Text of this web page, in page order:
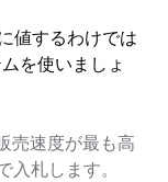
値するわけでは
を使いましょ
売速度が最も高
札します。